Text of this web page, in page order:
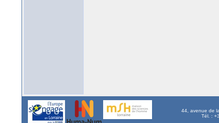
44, avenue de
Tél. :